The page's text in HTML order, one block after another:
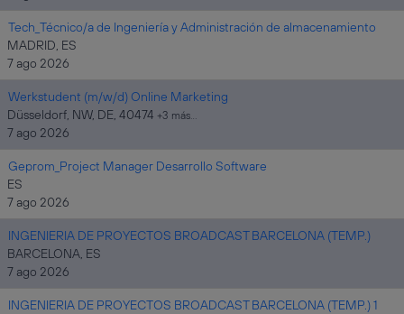
Tech_Técnico/a de Ingeniería y Administración de almacenamiento
MADRID, ES
7 ago 2026
Werkstudent (m/w/d) Online Marketing
Düsseldorf, NW, DE, 40474 +3 más…
7 ago 2026
Geprom_Project Manager Desarrollo Software
ES
7 ago 2026
INGENIERIA DE PROYECTOS BROADCAST BARCELONA (TEMP.)
BARCELONA, ES
7 ago 2026
INGENIERIA DE PROYECTOS BROADCAST BARCELONA (TEMP.) 1